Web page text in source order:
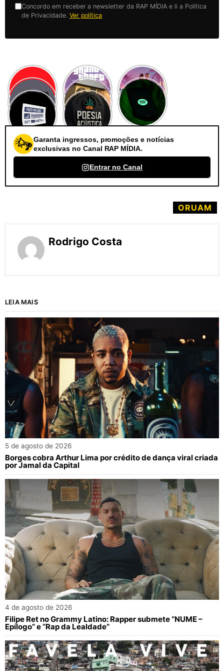
Concordo em receber a newsletter da RAP MÍDIA e li a Política
de Privacidade. Ver política
Garanta ingressos, promoções e notícias
exclusivas no Canal RAP MÍDIA.
Entrar no Canal
ORUAM
Rodrigo Costa
LEIA MAIS
5 de agosto de 2026
Borges cobra Arthur Lima por crédito de dança viral criada
por Jamal da Capital
4 de agosto de 2026
Filipe Ret no Grammy Latino: Rapper submete “NUME –
Epílogo” e “Rap da Lealdade”